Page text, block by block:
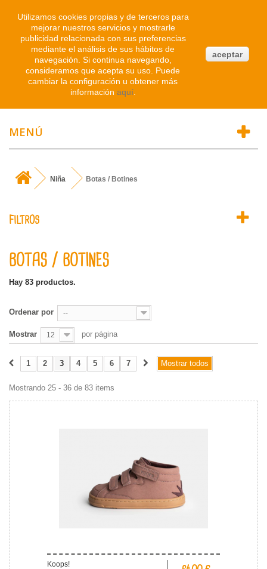
Atendemos WhatsApp
91 214 1542
MENÚ
Niña Botas / Botines
FILTROS
BOTAS / BOTINES
Hay 83 productos.
Ordenar por --
Mostrar 12 por página
Mostrar todos
1 2 3 4 5 6 7
Mostrando 25 - 36 de 83 items
Koops!
Utilizamos cookies propias y de terceros para
mejorar nuestros servicios y mostrarle
publicidad relacionada con sus preferencias
mediante el análisis de sus hábitos de
navegación. Si continua navegando,
consideramos que acepta su uso. Puede
cambiar la configuración u obtener más
información aquí.
aceptar